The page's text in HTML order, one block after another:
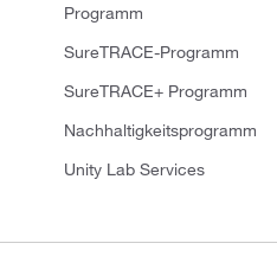
Programm
SureTRACE-Programm
SureTRACE+ Programm
Nachhaltigkeitsprogramm
Unity Lab Services